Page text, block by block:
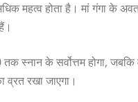
महत्व होता है। मां गंगा के
स्नान के सर्वोत्तम होगा,
व्रत रखा जाएगा।